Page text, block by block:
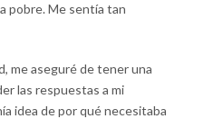
pobre. Me sentía tan
me aseguré de tener una
las respuestas a mi
idea de por qué necesitaba